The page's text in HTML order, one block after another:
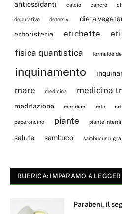
antiossidanti calcio cancro
depurativo detersivi dieta
erboristeria etichette
fisica quantistica
formaldeide
inquinamento
mare medicina medicina
meditazione meridiani mtc
peperoncino piante piante interni
salute sambuco sambucus nigra
RUBRICA: IMPARAMO A
Parabeni, il